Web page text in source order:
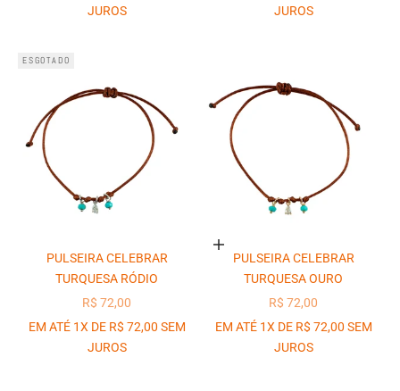
JUROS
JUROS
ESGOTADO
PULSEIRA CELEBRAR
TURQUESA RÓDIO
PREÇO PROMOCIONAL
R$ 72,00
EM ATÉ 1X DE R$ 72,00 SEM
JUROS
Adicionar ao carrinho
PULSEIRA CELEBRAR
TURQUESA OURO
PREÇO PROMOCIONAL
R$ 72,00
EM ATÉ 1X DE R$ 72,00 SEM
JUROS